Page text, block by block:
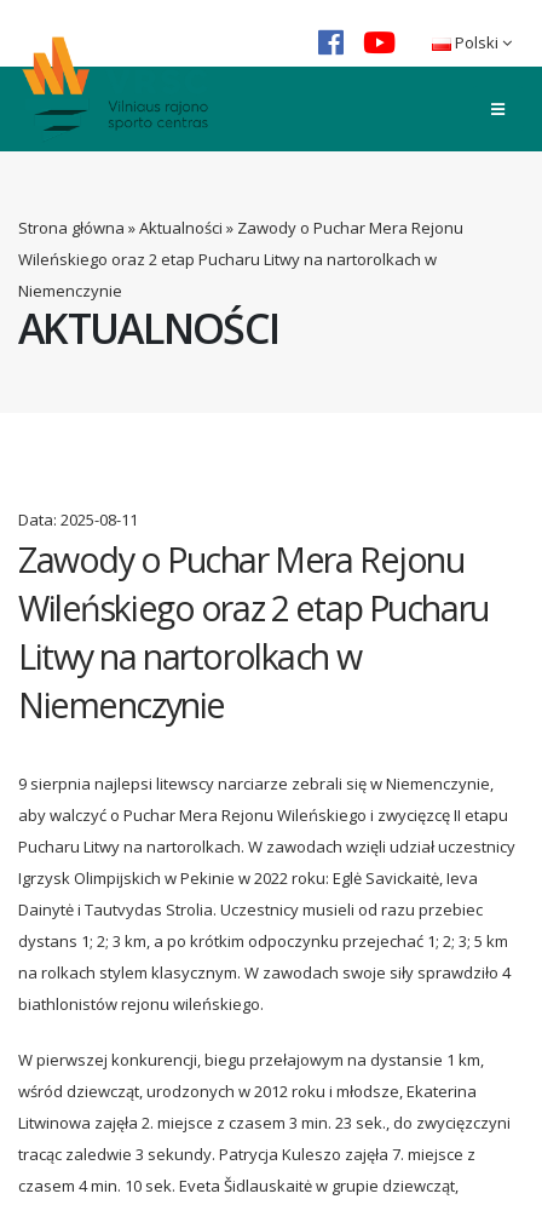
Polski
AKTUALNOŚCI
Strona główna »Aktualności » Zawody o Puchar Mera Rejonu
Wileńskiego oraz 2 etap Pucharu Litwy na nartorolkach w
Niemenczynie
Data: 2025-08-11
Zawody o Puchar Mera Rejonu
Wileńskiego oraz 2 etap Pucharu
Litwy na nartorolkach w
Niemenczynie
9 sierpnia najlepsi litewscy narciarze zebrali się w Niemenczynie,
aby walczyć o Puchar Mera Rejonu Wileńskiego i zwycięzcę II etapu
Pucharu Litwy na nartorolkach. W zawodach wzięli udział uczestnicy
Igrzysk Olimpijskich w Pekinie w 2022 roku: Eglė Savickaitė, Ieva
Dainytė i Tautvydas Strolia. Uczestnicy musieli od razu przebiec
dystans 1; 2; 3 km, a po krótkim odpoczynku przejechać 1; 2; 3; 5 km
na rolkach stylem klasycznym. W zawodach swoje siły sprawdziło 4
biathlonistów rejonu wileńskiego.
W pierwszej konkurencji, biegu przełajowym na dystansie 1 km,
wśród dziewcząt, urodzonych w 2012 roku i młodsze, Ekaterina
Litwinowa zajęła 2. miejsce z czasem 3 min. 23 sek., do zwycięzczyni
tracąc zaledwie 3 sekundy. Patrycja Kuleszo zajęła 7. miejsce z
czasem 4 min. 10 sek. Eveta Šidlauskaitė w grupie dziewcząt,